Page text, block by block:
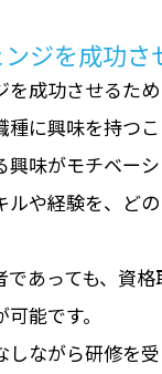
ジを成功さ
を成功させるた
に興味を持つこ
味がモチベー
ルや経験を、ど
であっても、資
能です。
ながら研修を